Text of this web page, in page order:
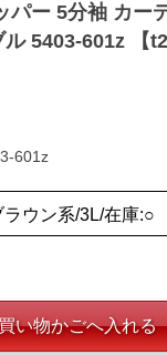
パー 5分袖 カー
5403-601z 【
601z